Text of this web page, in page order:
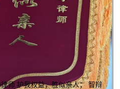
师 护我权益，胜似亲人； 智辩